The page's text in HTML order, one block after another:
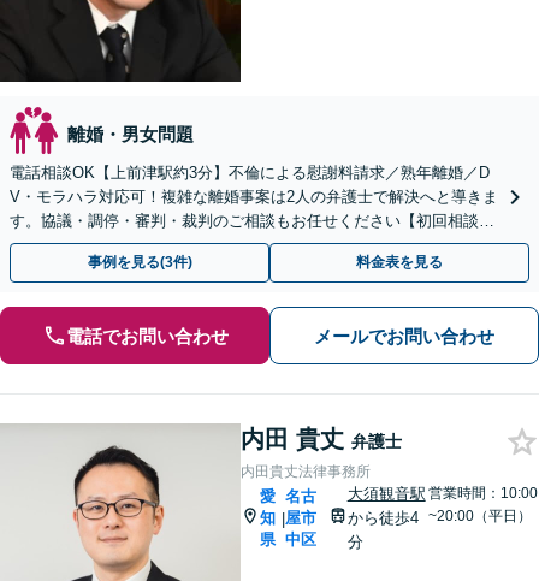
離婚・男女問題
電話相談OK【上前津駅約3分】不倫による慰謝料請求／熟年離婚／D
V・モラハラ対応可！複雑な離婚事案は2人の弁護士で解決へと導きま
す。協議・調停・審判・裁判のご相談もお任せください【初回相談無
料】小さなお悩みからお聞きします。
事例を見る(3件) 料金表を見る
電話でお問い合わせ メールでお問い合わせ
内田 貴丈 弁護士
内田貴丈法律事務所
愛
知
県
|
名古
屋市
中区
大須観音駅
から徒歩4
分
営業時間：10:00
~20:00（平日）